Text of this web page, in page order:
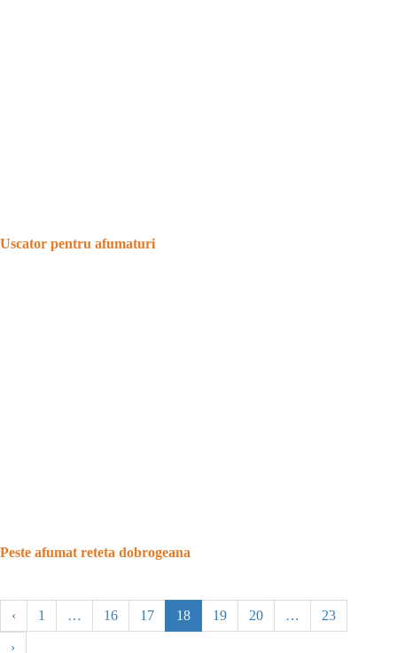
Uscator pentru afumaturi
Peste afumat reteta dobrogeana
‹ 1 … 16 17 18 19 20 … 23
›